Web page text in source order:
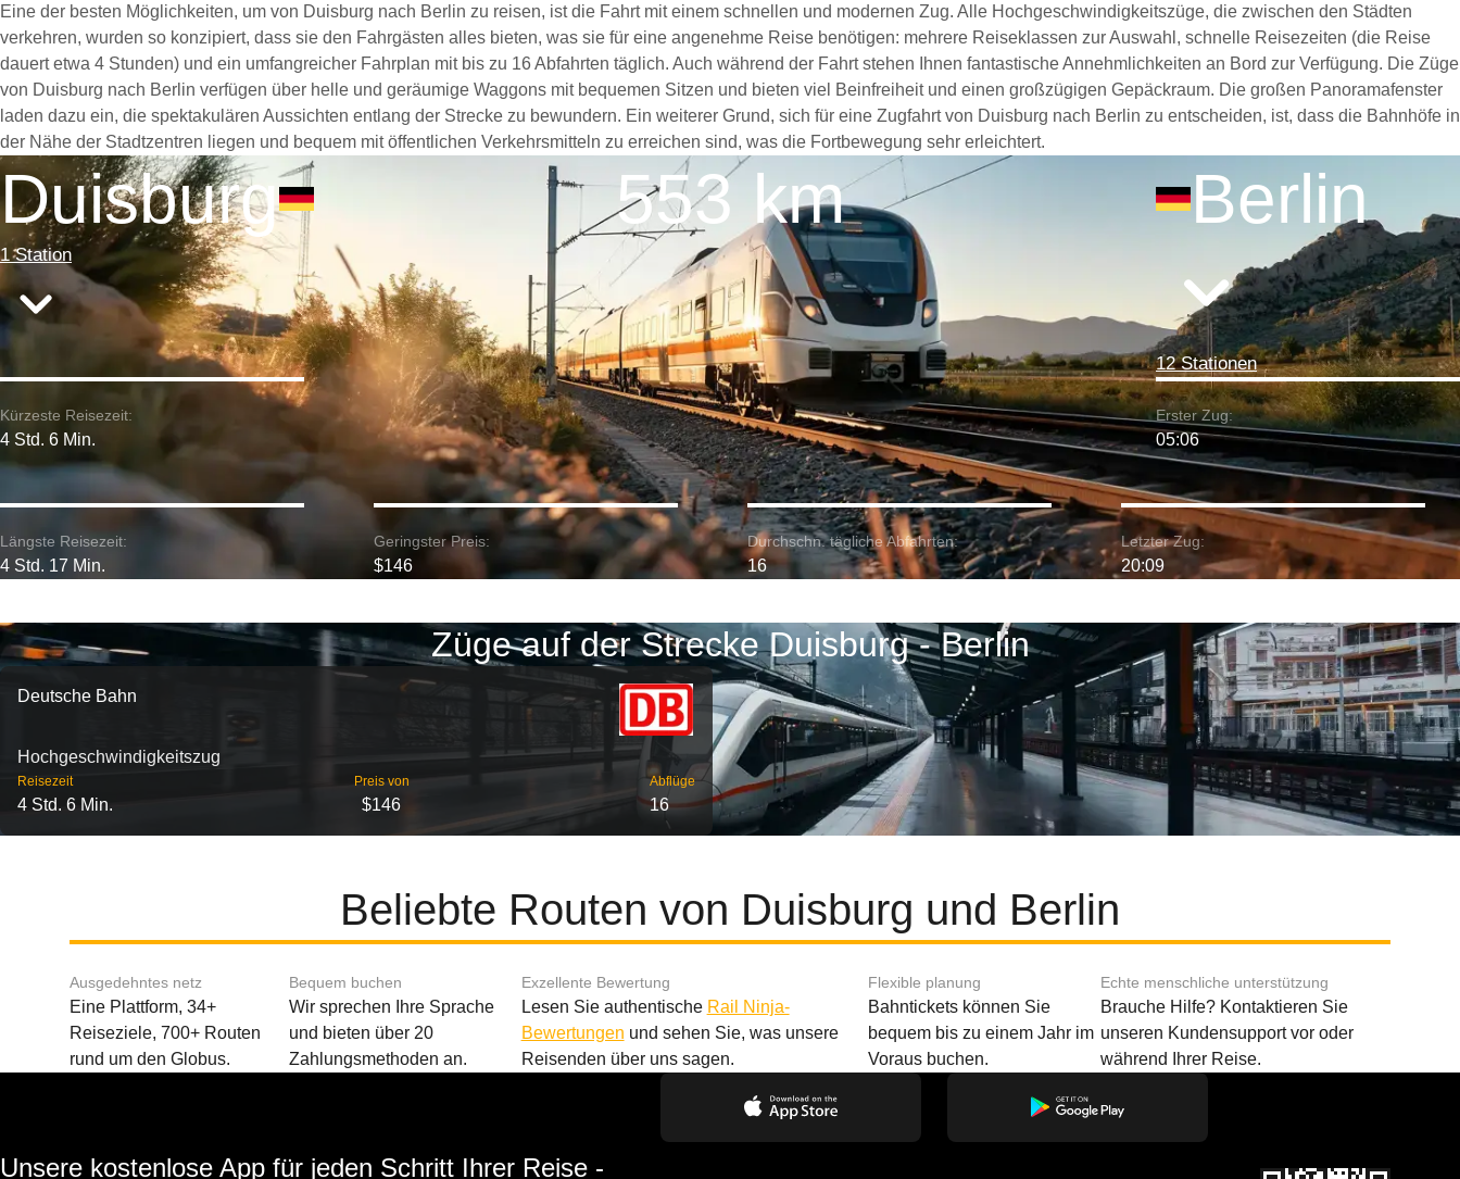
Eine der besten Möglichkeiten, um von Duisburg nach Berlin zu reisen, ist die Fahrt mit einem schnellen und modernen Zug. Alle Hochgeschwindigkeitszüge, die zwischen den Städten
verkehren, wurden so konzipiert, dass sie den Fahrgästen alles bieten, was sie für eine angenehme Reise benötigen: mehrere Reiseklassen zur Auswahl, schnelle Reisezeiten (die Reise
dauert etwa 4 Stunden) und ein umfangreicher Fahrplan mit bis zu 16 Abfahrten täglich. Auch während der Fahrt stehen Ihnen fantastische Annehmlichkeiten an Bord zur Verfügung. Die Züge
von Duisburg nach Berlin verfügen über helle und geräumige Waggons mit bequemen Sitzen und bieten viel Beinfreiheit und einen großzügigen Gepäckraum. Die großen Panoramafenster
laden dazu ein, die spektakulären Aussichten entlang der Strecke zu bewundern. Ein weiterer Grund, sich für eine Zugfahrt von Duisburg nach Berlin zu entscheiden, ist, dass die Bahnhöfe in
der Nähe der Stadtzentren liegen und bequem mit öffentlichen Verkehrsmitteln zu erreichen sind, was die Fortbewegung sehr erleichtert.
Duisburg
1 Station
553 km Berlin
12 Stationen
Kürzeste Reisezeit:
4 Std. 6 Min.
Erster Zug:
05:06
Längste Reisezeit:
4 Std. 17 Min.
Geringster Preis:
$146
Durchschn. tägliche Abfahrten:
16
Letzter Zug:
20:09
Züge auf der Strecke Duisburg - Berlin
Deutsche Bahn
Hochgeschwindigkeitszug
Reisezeit
4 Std. 6 Min.
Preis von
$146
Abflüge
16
Beliebte Routen von Duisburg und Berlin
Ausgedehntes netz
Eine Plattform, 34+
Reiseziele, 700+ Routen
rund um den Globus.
Bequem buchen
Wir sprechen Ihre Sprache
und bieten über 20
Zahlungsmethoden an.
Exzellente Bewertung
Lesen Sie authentische Rail Ninja-
Bewertungen und sehen Sie, was unsere
Reisenden über uns sagen.
Flexible planung
Bahntickets können Sie
bequem bis zu einem Jahr im
Voraus buchen.
Echte menschliche unterstützung
Brauche Hilfe? Kontaktieren Sie
unseren Kundensupport vor oder
während Ihrer Reise.
Unsere kostenlose App für jeden Schritt Ihrer Reise -